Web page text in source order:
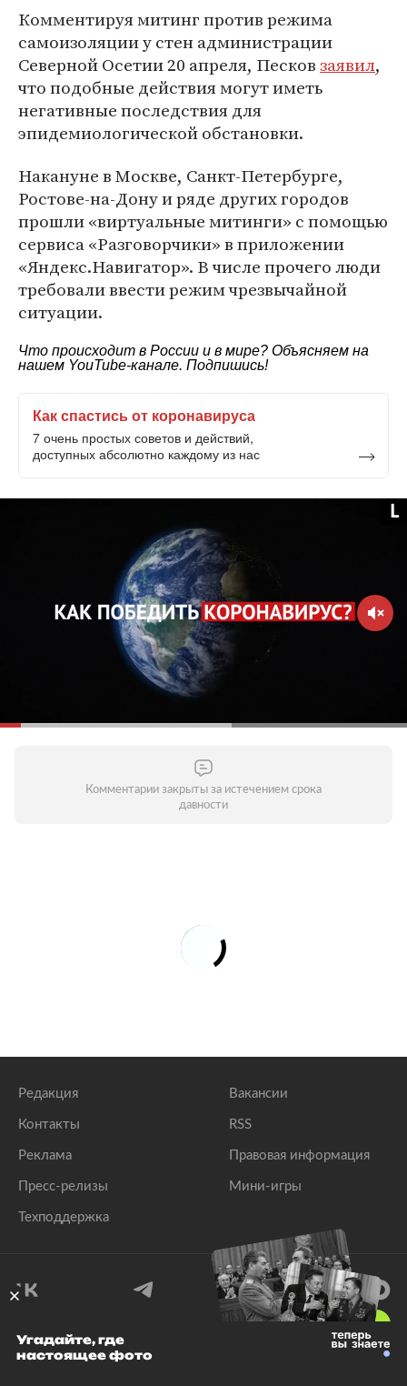
Комментируя митинг против режима
самоизоляции у стен администрации
Северной Осетии 20 апреля, Песковзаявил,
что подобные действия могут иметь
негативные последствия для
эпидемиологической обстановки.
Накануне в Москве, Санкт-Петербурге,
Ростове-на-Дону и ряде других городов
прошли «виртуальные митинги» с помощью
сервиса «Разговорчики» в приложении
«Яндекс.Навигатор». В числе прочего люди
требовали ввести режим чрезвычайной
ситуации.
Что происходит в России и в мире? Объясняем на
нашем YouTube-канале. Подпишись!
Как спастись от коронавируса
7 очень простых советов и действий,
доступных абсолютно каждому из нас
Комментарии закрыты за истечением срока
давности
Редакция
Контакты
Реклама
Пресс-релизы
Техподдержка
Вакансии
RSS
Правовая информация
Мини-игры
© 1999–2026 Все права защищены.
Угадайте, где
настоящее фото